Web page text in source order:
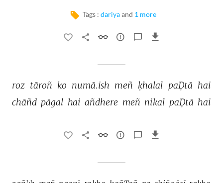
Tags : dariyaand 1 more
roz tāroñ ko numā.ish meñ ḳhalal paḌtā hai
chāñd pāgal hai añdhere meñ nikal paḌtā hai